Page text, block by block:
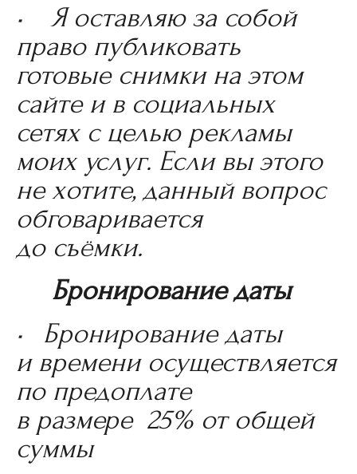
• Я оставляю за собой
право публиковать
готовые снимки на этом
сайте и в социальных
сетях с целью рекламы
моих услуг. Если вы этого
не хотите, данный вопрос
обговаривается
до съёмки.
Бронирование даты
• Бронирование даты
и времени осуществляется
по предоплате
в размере 25% от общей
суммы